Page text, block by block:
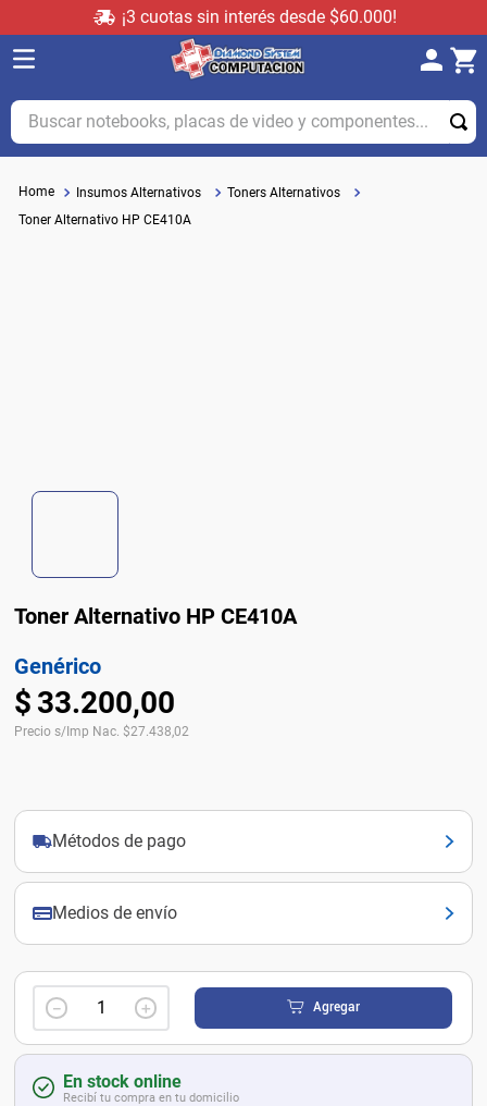
¡3 cuotas sin interés desde $60.000!
Buscar notebooks, placas de video y componentes...
Insumos Alternativos
Toners Alternativos
Toner Alternativo HP CE410A
Toner Alternativo HP CE410A
Genérico
$ 33.200,00
Precio s/Imp Nac. $27.438,02
Métodos de pago
Medios de envío
＋
－ Agregar
En stock online
Recibí tu compra en tu domicilio